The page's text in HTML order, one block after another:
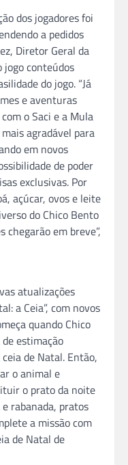
dos jogadores foi
a pedidos
Diretor Geral da
conteúdos
do jogo. “Já
e aventuras
o Saci e a Mula
agradável para
em novos
de poder
exclusivas. Por
açúcar, ovos e leite
do Chico Bento
em breve”,
atualizações
a Ceia”, com novos
quando Chico
estimação
de Natal. Então,
o animal e
o prato da noite
rabanada, pratos
a missão com
de Natal de